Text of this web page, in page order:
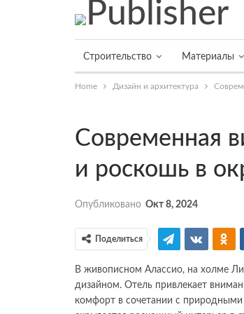
Строительство Материалы
Home Дизайн и архитектура
Современная
и роскошь в
Опубликовано Окт 8, 2024
Поделиться
В живописном Алассио, на холме
дизайном. Отель привлекает
комфорт в сочетании с